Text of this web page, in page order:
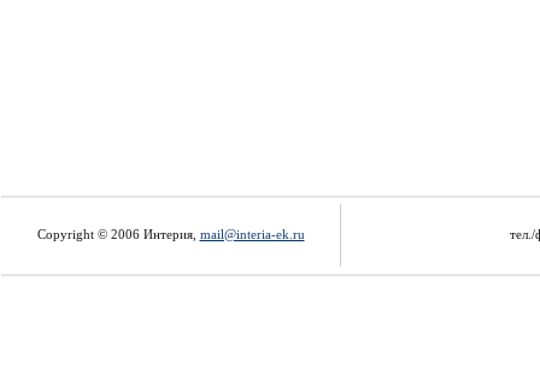
Copyright © 2006 Интерия, mail@interia-ek.ru